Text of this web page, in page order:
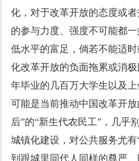
化，对于改革开放的态度或
的参与力度、强度不可能都
低水平的富足，倘若不能适
化改革开放的负面拖累或消
年毕业的几百万大学生以及
可能是当前推动中国改革开放
后”的“新生代农民工”，几乎
城镇化建设，对公共服务尤
到跟城里同代人同样的尊严